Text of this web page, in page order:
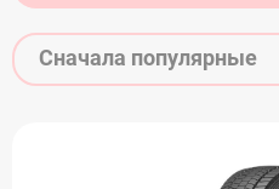
Сначала популярные